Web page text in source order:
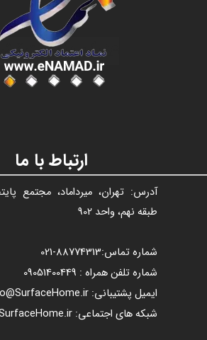
عنوان با فونت تیتر
طبقه نهم، واحد 902
شماره تماس:88774313​​​​​​​
-021​​​​​​​
شماره تلفن همراه : 09051400449
ایمیل پشتیبانی: info@SurfaceHome.ir
شبکه های اجتماعی: SurfaceHome.ir@
ارتباط با ما